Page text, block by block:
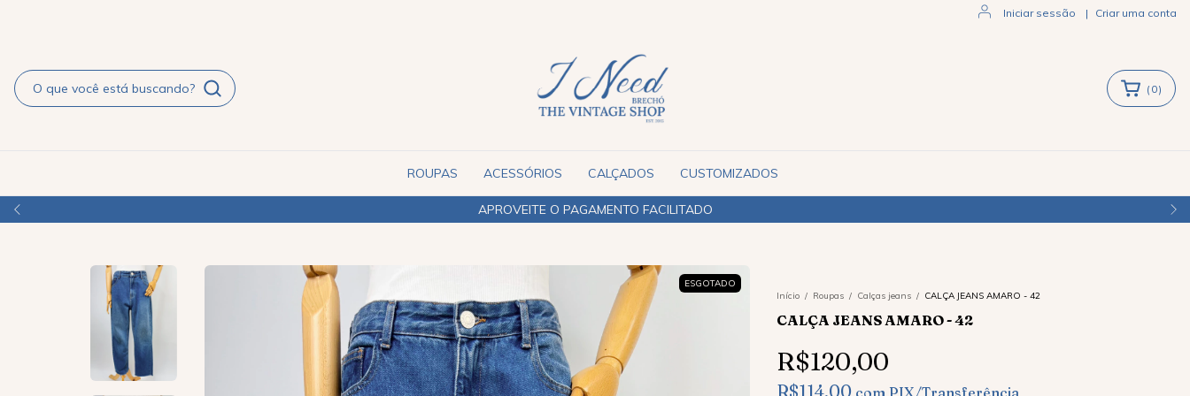
Iniciar sessão | Criar uma conta
APROVEITE O PAGAMENTO FACILITADO
( 0)
ROUPAS ACESSÓRIOS CALÇADOS CUSTOMIZADOS
ESGOTADO
Início / Roupas / Calças jeans / CALÇA JEANS AMARO - 42
CALÇA JEANS AMARO - 42
R$120,00
R$114,00 com PIX/Transferência